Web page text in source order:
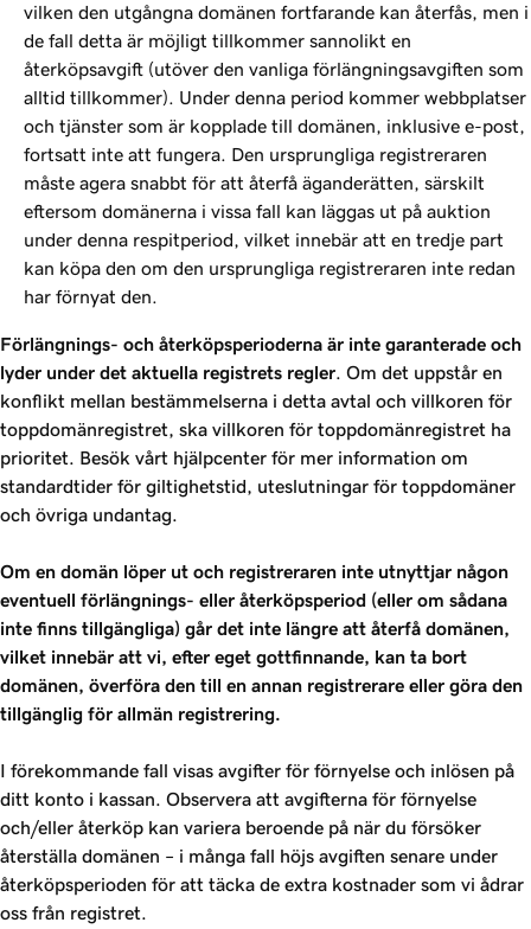
vilken den utgångna domänen fortfarande kan återfås, men i
de fall detta är möjligt tillkommer sannolikt en
återköpsavgift (utöver den vanliga förlängningsavgiften som
alltid tillkommer). Under denna period kommer webbplatser
och tjänster som är kopplade till domänen, inklusive e-post,
fortsatt inte att fungera. Den ursprungliga registreraren
måste agera snabbt för att återfå äganderätten, särskilt
eftersom domänerna i vissa fall kan läggas ut på auktion
under denna respitperiod, vilket innebär att en tredje part
kan köpa den om den ursprungliga registreraren inte redan
har förnyat den.
Förlängnings- och återköpsperioderna är inte garanterade och
lyder under det aktuella registrets regler . Om det uppstår en
konflikt mellan bestämmelserna i detta avtal och villkoren för
toppdomänregistret, ska villkoren för toppdomänregistret ha
prioritet. Besök vårt hjälpcenter för mer information om
standardtider för giltighetstid, uteslutningar för toppdomäner
och övriga undantag.
Om en domän löper ut och registreraren inte utnyttjar någon
eventuell förlängnings- eller återköpsperiod (eller om sådana
inte finns tillgängliga) går det inte längre att återfå domänen,
vilket innebär att vi, efter eget gottfinnande, kan ta bort
domänen, överföra den till en annan registrerare eller göra den
tillgänglig för allmän registrering.
I förekommande fall visas avgifter för förnyelse och inlösen på
ditt konto i kassan. Observera att avgifterna för förnyelse
och/eller återköp kan variera beroende på när du försöker
återställa domänen – i många fall höjs avgiften senare under
återköpsperioden för att täcka de extra kostnader som vi ådrar
oss från registret.